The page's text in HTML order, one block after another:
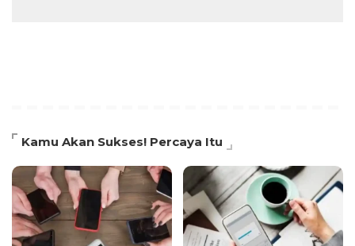
Kamu Akan Sukses! Percaya Itu